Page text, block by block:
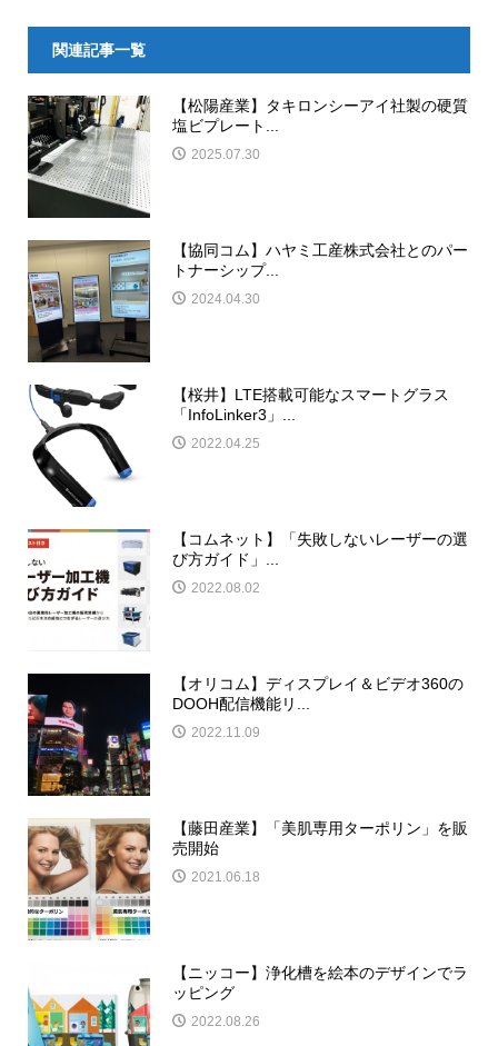
関連記事一覧
【松陽産業】タキロンシーアイ社製の硬質
塩ビプレート...
2025.07.30
【協同コム】ハヤミ工産株式会社とのパー
トナーシップ...
2024.04.30
【桜井】LTE搭載可能なスマートグラス
「InfoLinker3」...
2022.04.25
【コムネット】「失敗しないレーザーの選
び方ガイド」...
2022.08.02
【オリコム】ディスプレイ＆ビデオ360の
DOOH配信機能リ...
2022.11.09
【藤田産業】「美肌専用ターポリン」を販
売開始
2021.06.18
【ニッコー】浄化槽を絵本のデザインでラ
ッピング
2022.08.26